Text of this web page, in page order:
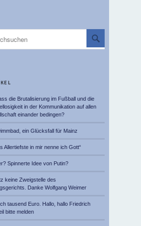
die Brutalisierung im Fußball und die
in der Kommunikation auf allen
einander bedingen?
ein Glücksfall für Mainz
Allertiefste in mir nenne ich Gott“
Spinnerte Idee von Putin?
keine Zweigstelle des
Danke Wolfgang Weimer
tausend Euro. Hallo, hallo Friedrich
bitte melden